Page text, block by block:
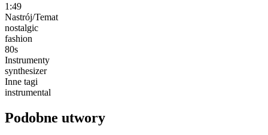
1:49
Nastrój/Temat
nostalgic
fashion
80s
Instrumenty
synthesizer
Inne tagi
instrumental
Podobne utwory